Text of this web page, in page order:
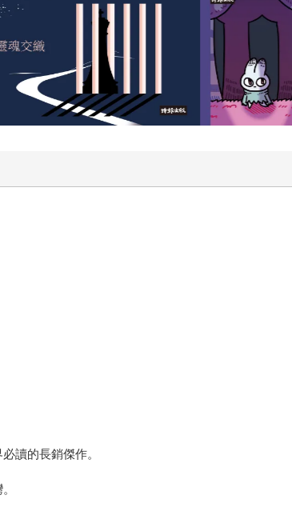
讀的長銷傑作。